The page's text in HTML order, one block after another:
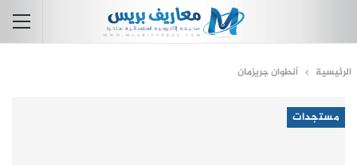
الرئيسية أنطوان جريزمان
مستجدات